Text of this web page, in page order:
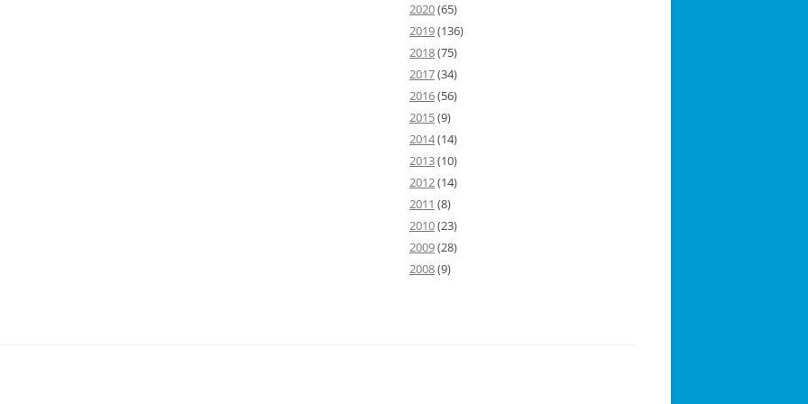
2020(65)
2019(136)
2018(75)
2017(34)
2016(56)
2015(9)
2014(14)
2013(10)
2012(14)
2011 (8)
2010(23)
2009(28)
2008(9)